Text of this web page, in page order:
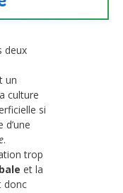
deux
un
culture
si
d’une
.
trop
et la
donc